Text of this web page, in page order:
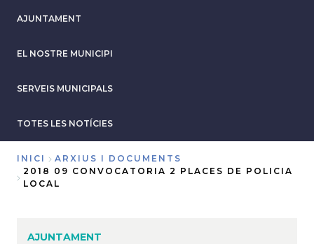
AJUNTAMENT
EL NOSTRE MUNICIPI
SERVEIS MUNICIPALS
TOTES LES NOTÍCIES
Fil
INICI
ARXIUS I DOCUMENTS
2018 09 CONVOCATORIA 2 PLACES DE POLICIA
LOCAL
AJUNTAMENT